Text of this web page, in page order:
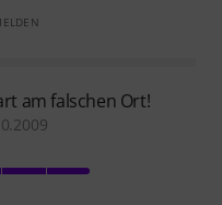
am falschen Ort!